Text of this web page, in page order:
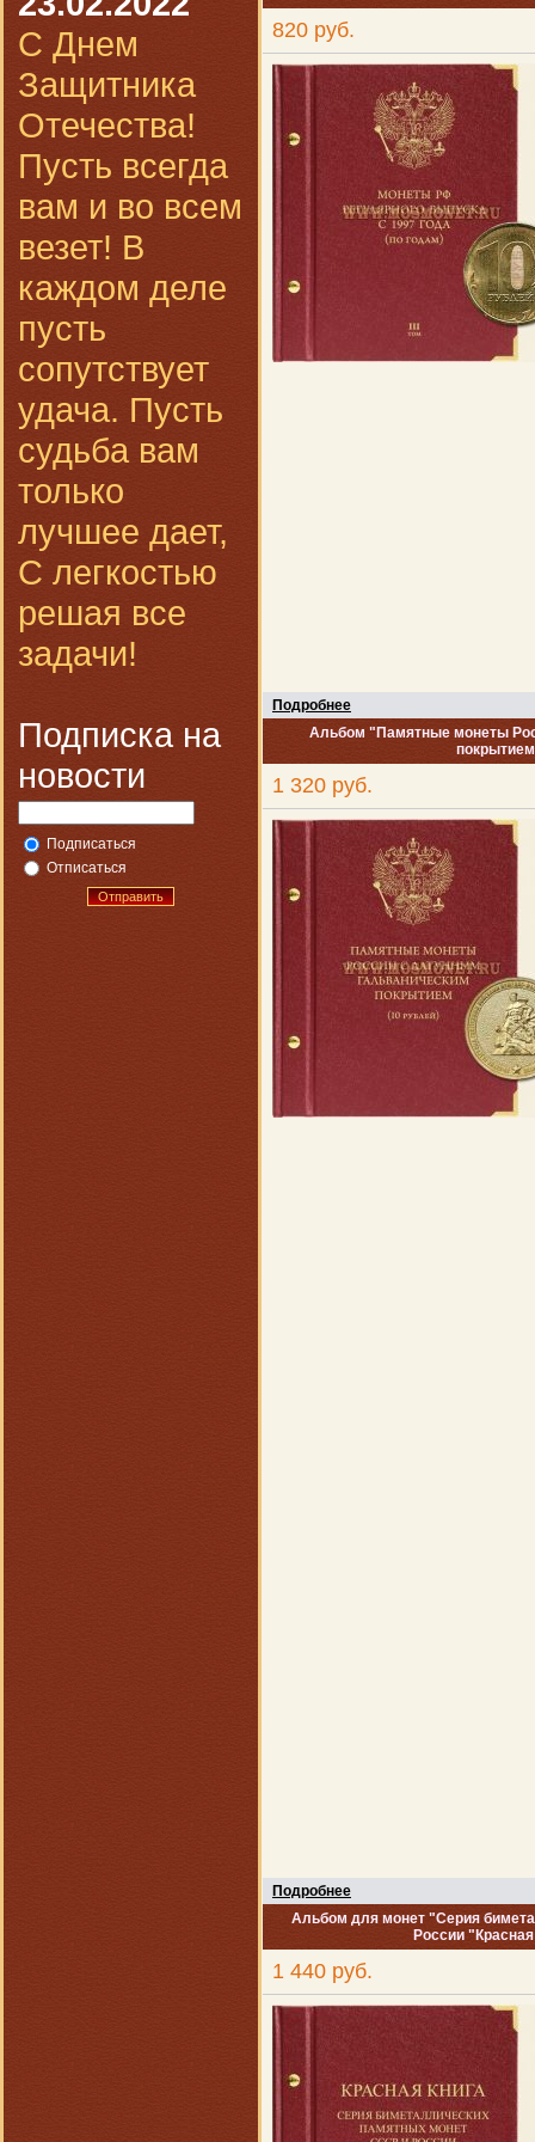
С Днем
Защитника
Отечества!
Пусть всегда
вам и во всем
везет! В
каждом деле
пусть
сопутствует
удача. Пусть
судьба вам
только
лучшее дает,
С легкостью
решая все
задачи!
Подписка на
новости
Подписаться
Отписаться
Отправить
820 руб.
Подробнее
Альбом "Памятные монеты
1 320 руб.
Подробнее
Альбом для монет "Серия
России
1 440 руб.